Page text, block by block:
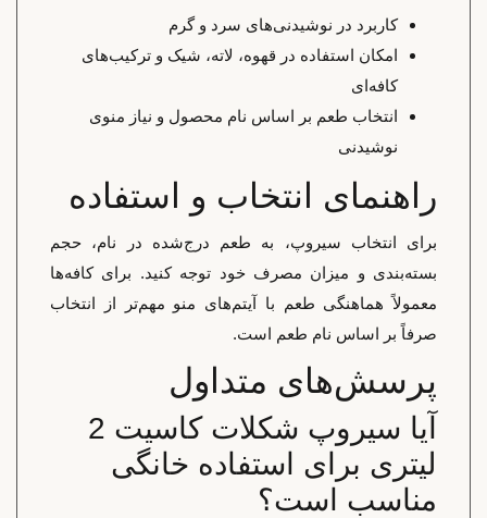
کاربرد در نوشیدنی‌های سرد و گرم
امکان استفاده در قهوه، لاته، شیک و ترکیب‌های
کافه‌ای
انتخاب طعم بر اساس نام محصول و نیاز منوی
نوشیدنی
راهنمای انتخاب و استفاده
برای انتخاب سیروپ، به طعم درج‌شده در نام، حجم
بسته‌بندی و میزان مصرف خود توجه کنید. برای کافه‌ها
معمولاً هماهنگی طعم با آیتم‌های منو مهم‌تر از انتخاب
صرفاً بر اساس نام طعم است.
پرسش‌های متداول
آیا سیروپ شکلات کاسیت 2
لیتری برای استفاده خانگی
مناسب است؟